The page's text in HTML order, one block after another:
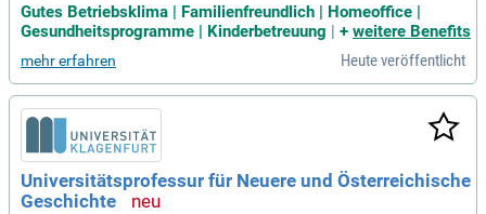
Gutes Betriebsklima | Familienfreundlich | Homeoffice |
Gesundheitsprogramme | Kinderbetreuung | + weitere Benefits
mehr erfahren Heute veröffentlicht
Universitätsprofessur für Neuere und Österreichische
Geschichte